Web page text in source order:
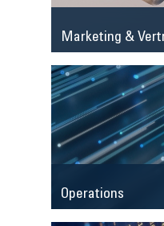
Marketing &
Operations